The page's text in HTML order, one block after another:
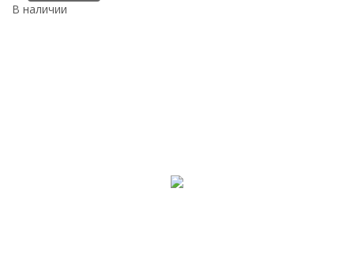
В наличии